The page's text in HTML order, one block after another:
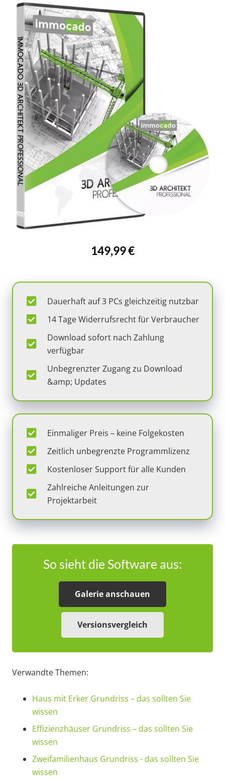
149,99 €
Dauerhaft auf 3 PCs gleichzeitig nutzbar
14 Tage Widerrufsrecht für Verbraucher
Download sofort nach Zahlung
verfügbar
Unbegrenzter Zugang zu Download
&amp; Updates
Einmaliger Preis – keine Folgekosten
Zeitlich unbegrenzte Programmlizenz
Kostenloser Support für alle Kunden
Zahlreiche Anleitungen zur
Projektarbeit
So sieht die Software aus:
Galerie anschauen
Versionsvergleich
Verwandte Themen:
Haus mit Erker Grundriss – das sollten Sie
wissen
Effizienzhäuser Grundriss – das sollten Sie
wissen
Zweifamilienhaus Grundriss - das sollten Sie
wissen